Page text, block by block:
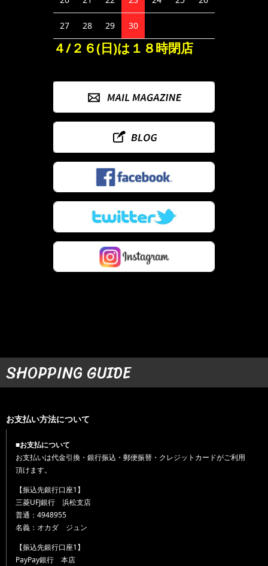
27 28 29 30
４/２６(日)は１８時閉店
SHOPPING GUIDE
お支払い方法について
■お支払について
お支払いは代金引換・銀行振込・郵便振替・クレジットカードがご利用
頂けます。
【振込先銀行口座1】
三菱UFJ銀行 浜松支店
普通：4948955
名義：オカダ ジュン
【振込先銀行口座1】
PayPay銀行 本店